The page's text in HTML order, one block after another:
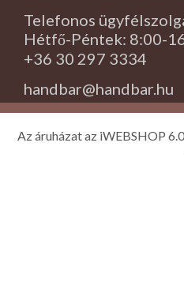
Telefonos
Hétfő-Péntek: 8:00-
+36 30 297 3334
handbar@handbar.hu
Az áruházat az iWEBSHOP